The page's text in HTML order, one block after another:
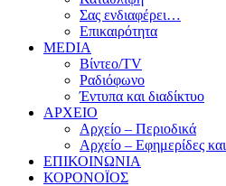
Σας ενδιαφέρει…
Επικαιρότητα
MEDIA
Βίντεο/TV
Ραδιόφωνο
Έντυπα και διαδίκτυο
ΑΡΧΕΙΟ
Αρχείο – Περιοδικά
Αρχείο – Εφημερίδες
ΕΠΙΚΟΙΝΩΝΙΑ
ΚΟΡΟΝΟΪΟΣ